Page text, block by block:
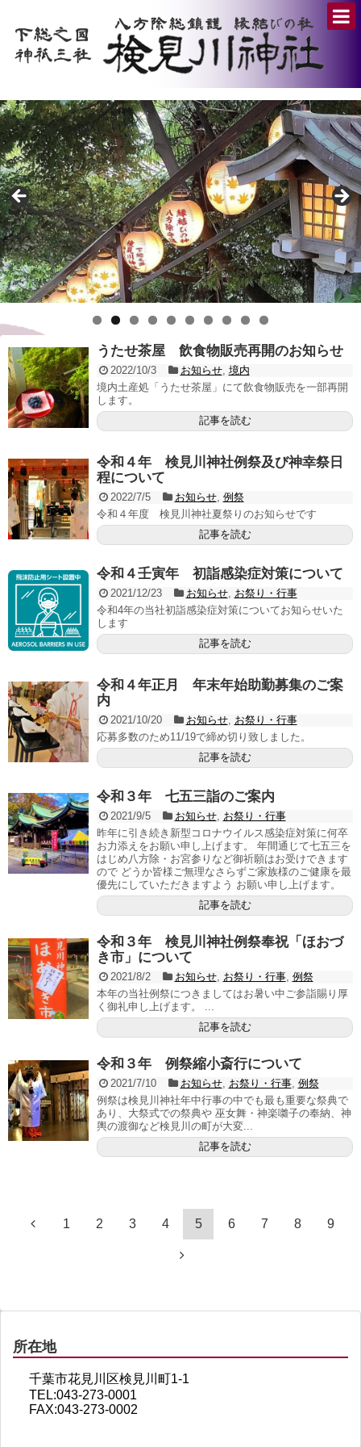
うたせ茶屋 飲食物販売再開のお知らせ
2022/10/3 お知らせ, 境内
境内土産処「うたせ茶屋」にて飲食物販売を一部再開
します。
記事を読む
令和４年 検見川神社例祭及び神幸祭日
程について
2022/7/5 お知らせ, 例祭
令和４年度 検見川神社夏祭りのお知らせです
記事を読む
令和４壬寅年 初詣感染症対策について
2021/12/23 お知らせ, お祭り・行事
令和4年の当社初詣感染症対策についてお知らせいた
します
記事を読む
令和４年正月 年末年始助勤募集のご案
内
2021/10/20 お知らせ, お祭り・行事
応募多数のため11/19で締め切り致しました。
記事を読む
令和３年 七五三詣のご案内
2021/9/5 お知らせ, お祭り・行事
昨年に引き続き新型コロナウイルス感染症対策に何卒
お力添えをお願い申し上げます。 年間通じて七五三を
はじめ八方除・お宮参りなど御祈願はお受けできます
ので どうか皆様ご無理なさらずご家族様のご健康を最
優先にしていただきますよう お願い申し上げます。
記事を読む
令和３年 検見川神社例祭奉祝「ほおづ
き市」について
2021/8/2 お知らせ, お祭り・行事, 例祭
本年の当社例祭につきましてはお暑い中ご参詣賜り厚
く御礼申し上げます。 ...
記事を読む
令和３年 例祭縮小斎行について
2021/7/10 お知らせ, お祭り・行事, 例祭
例祭は検見川神社年中行事の中でも最も重要な祭典で
あり、大祭式での祭典や 巫女舞・神楽囃子の奉納、神
輿の渡御など検見川の町が大変...
記事を読む
1 2 3 4 5 6 7 8 9
所在地
千葉市花見川区検見川町1-1
TEL:043-273-0001
FAX:043-273-0002